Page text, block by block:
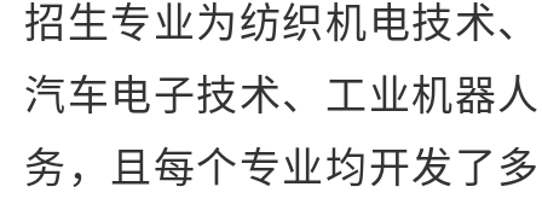
招生专业为纺织机电技术
汽车电子技术、工业机器
务，且每个专业均开发了